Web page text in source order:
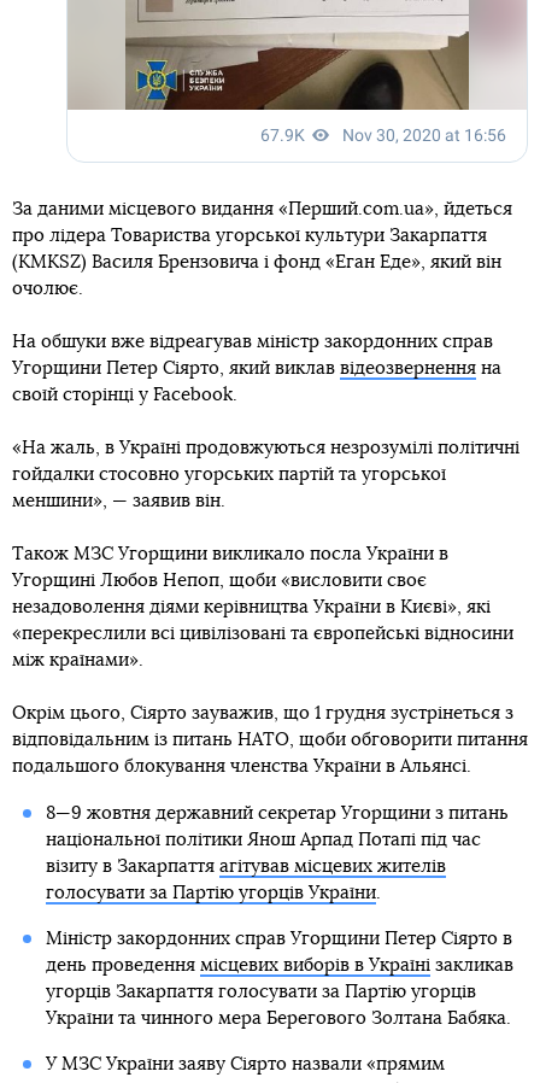
За даними місцевого видання «Перший.com.ua», йдеться
про лідера Товариства угорської культури Закарпаття
(KMKSZ) Василя Брензовича і фонд «Еган Еде», який він
очолює.
На обшуки вже відреагував міністр закордонних справ
Угорщини Петер Сіярто, який виклав відеозвернення на
своїй сторінці у Facebook.
«На жаль, в Україні продовжуються незрозумілі політичні
гойдалки стосовно угорських партій та угорської
меншини», — заявив він.
Також МЗС Угорщини викликало посла України в
Угорщині Любов Непоп, щоби «висловити своє
незадоволення діями керівництва України в Києві», які
«перекреслили всі цивілізовані та європейські відносини
між країнами».
Окрім цього, Сіярто зауважив, що 1 грудня зустрінеться з
відповідальним із питань НАТО, щоби обговорити питання
подальшого блокування членства України в Альянсі.
8—9 жовтня державний секретар Угорщини з питань
національної політики Янош Арпад Потапі під час
візиту в Закарпаття агітував місцевих жителів
голосувати за Партію угорців України.
Міністр закордонних справ Угорщини Петер Сіярто в
день проведення місцевих виборів в Україні закликав
угорців Закарпаття голосувати за Партію угорців
України та чинного мера Берегового Золтана Бабяка.
У МЗС України заяву Сіярто назвали «прямим